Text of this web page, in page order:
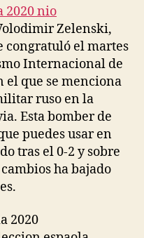
Zelenski,
congratuló el martes
Internacional de
el que se menciona
ruso en la
Esta bomber de
puedes usar en
tras el 0-2 y sobre
ha bajado